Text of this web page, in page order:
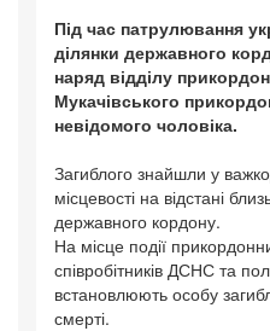
Під час патрулювання
ділянки державного
наряд відділу
Мукачівського
невідомого чоловіка.
Загиблого знайшли у
місцевості на відстані
державного кордону.
На місце події
співробітників ДСНС та
встановлюють особу
смерті.